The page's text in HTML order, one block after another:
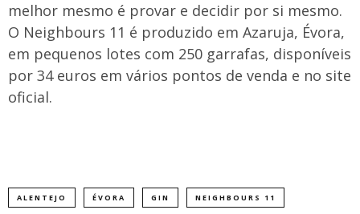
melhor mesmo é provar e decidir por si mesmo.
O Neighbours 11 é produzido em Azaruja, Évora,
em pequenos lotes com 250 garrafas, disponíveis
por 34 euros em vários pontos de venda e no site
oficial.
ALENTEJO ÉVORA GIN NEIGHBOURS 11